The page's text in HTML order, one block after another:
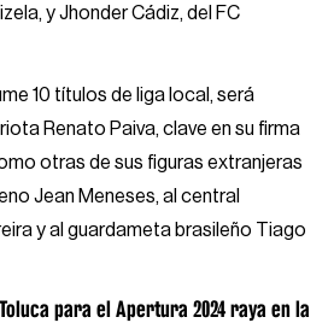
y Jhonder Cádiz, del FC
10 títulos de liga local, será
Renato Paiva, clave en su firma
otras de sus figuras extranjeras
Jean Meneses, al central
y al guardameta brasileño Tiago
para el Apertura 2024 raya en la